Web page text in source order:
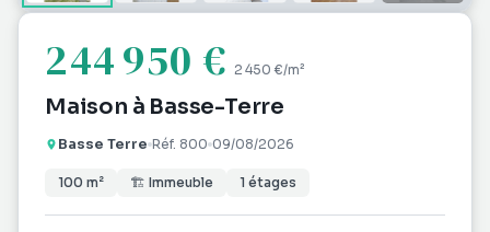
244 950 € 2 450 €/m²
Maison à Basse-Terre
Basse Terre Réf. 800 09/08/2026
100 m² 🏗 Immeuble 1 étages